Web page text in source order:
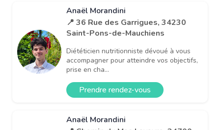
Anaël Morandini
📍 36 Rue des Garrigues, 34230
Saint-Pons-de-Mauchiens
Diététicien nutritionniste dévoué à vous
accompagner pour atteindre vos objectifs,
prise en cha...
Prendre rendez-vous
Anaël Morandini